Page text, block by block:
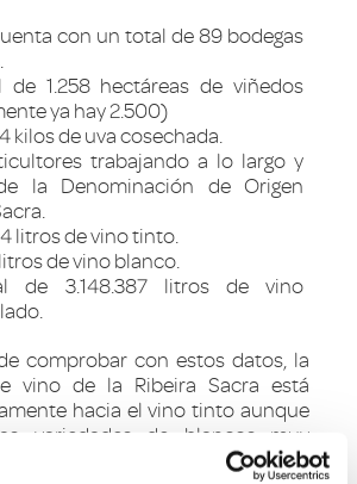
con un total de 89 bodegas
de 1.258 hectáreas de viñedos
ya hay 2.500)
kilos de uva cosechada.
trabajando a lo largo y
la Denominación de Origen
litros de vino tinto.
de vino blanco.
de 3.148.387 litros de vino
comprobar con estos datos, la
vino de la Ribeira Sacra está
hacia el vino tinto aunque
variedades de blancos muy
los blancos como los tintos (el